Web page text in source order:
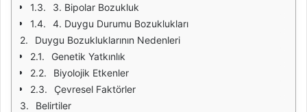
3. Bipolar Bozukluk
4. Duygu Durumu Bozuklukları
Duygu Bozukluklarının Nedenleri
Genetik Yatkınlık
Biyolojik Etkenler
Çevresel Faktörler
Belirtiler